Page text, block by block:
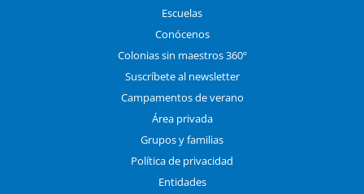
Escuelas
Conócenos
Colonias sin maestros 360º
Suscríbete al newsletter
Campamentos de verano
Área privada
Grupos y familias
Política de privacidad
Entidades